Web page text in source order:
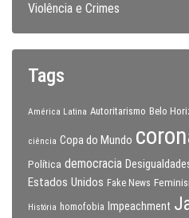
Violência e Crimes
Tags
América Latina Autoritarismo Belo
ciência Copa do Mundo
Política democracia
Estados Unidos Fake News
História homofobia Impeachment